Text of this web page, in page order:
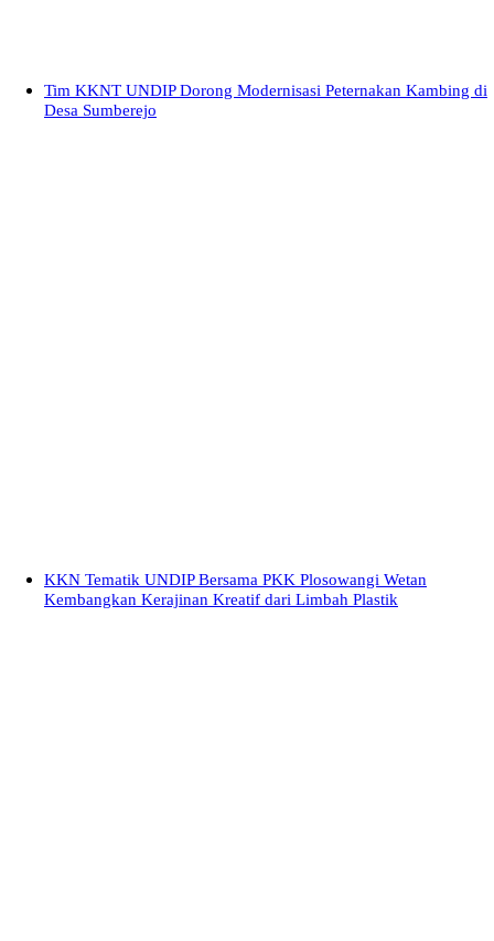
Tim KKNT UNDIP Dorong Modernisasi Peternakan Kambing di
Desa Sumberejo
KKN Tematik UNDIP Bersama PKK Plosowangi Wetan
Kembangkan Kerajinan Kreatif dari Limbah Plastik